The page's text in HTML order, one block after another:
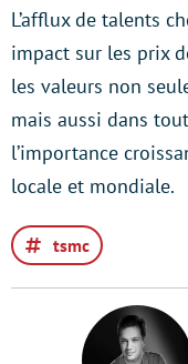
L’afflux de talents
impact sur les prix
les valeurs non
mais aussi dans
l’importance
locale et mondiale.
tsmc